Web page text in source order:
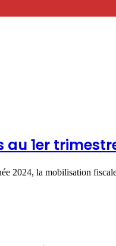
au 1er
2024, la mobilisation